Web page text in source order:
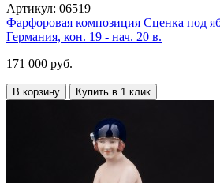
Артикул: 06519
Фарфоровая композиция Сценка под
Германия, кон. 19 - нач. 20 в.
171 000 руб.
В корзину Купить в 1 клик